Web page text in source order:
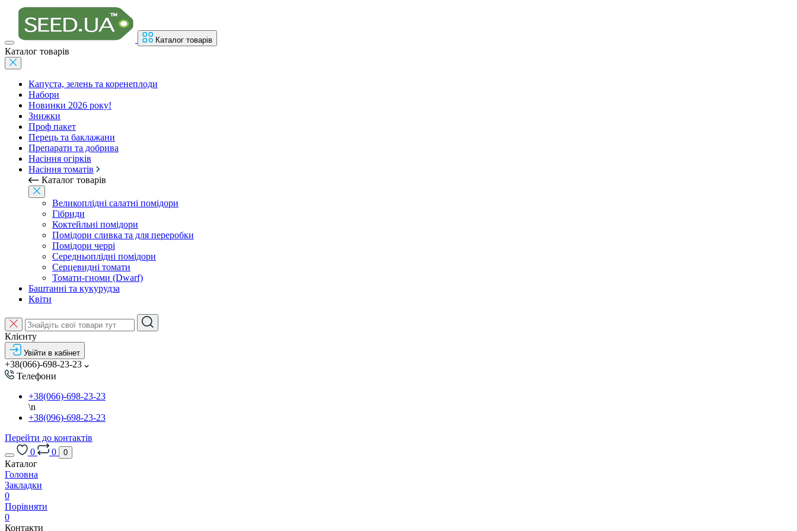
Каталог товарів
Каталог товарів
Капуста, зелень та коренеплоди
Набори
Новинки 2026 року!
Знижки
Проф пакет
Перець та баклажани
Препарати та добрива
Насіння огірків
Насіння томатів
Каталог товарів
Великоплідні салатні помідори
Гібриди
Коктейльні помідори
Помідори сливка та для переробки
Помідори черрі
Середньоплідні помідори
Серцевидні томати
Томати-гноми (Dwarf)
Баштанні та кукурудза
Квіти
Клієнту
Увійти в кабінет
+38(066)-698-23-23
Телефони
+38(066)-698-23-23
\n
+38(096)-698-23-23
Перейти до контактів
0
0 0
Каталог
Головна
Закладки
0
Порівняти
0
Контакти